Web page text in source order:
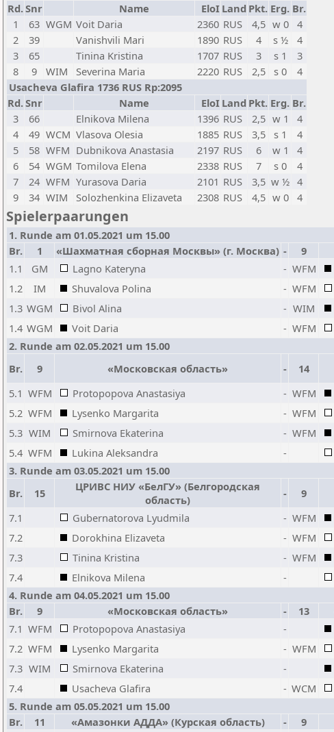
Rd.Snr Name EloI Land Pkt. Erg. Br.
1
63 WGM Voit Daria 2360 RUS 4,5 w 0
4
2
39 Vanishvili Mari 1890 RUS 4 s ½
4
3
65 Tinina Kristina 1707 RUS 3 s 1
3
8
9 WIM Severina Maria 2220 RUS 2,5 s 0
4
Usacheva Glafira 1736 RUS Rp:2095
Rd.Snr Name EloI Land Pkt. Erg. Br.
3
66 Elnikova Milena 1396 RUS 2,5 w 1
4
4
49 WCM Vlasova Olesia 1885 RUS 3,5 s 1
4
5
58 WFM Dubnikova Anastasia 2197 RUS 6 w 1
4
6
54 WGM Tomilova Elena 2338 RUS 7 s 0
4
7
24 WFM Yurasova Daria 2101 RUS 3,5 w ½ 4
9
34 WIM Solozhenkina Elizaveta 2308 RUS 4,5 w 0 4
Spielerpaarungen
1. Runde am 01.05.2021 um 15.00
Br.
1 «Шахматная сборная Москвы» (г. Москва) - 9
1.1
GM Lagno Kateryna - WFM
1.2
IM Shuvalova Polina - WFM
1.3 WGM Bivol Alina - WIM
1.4 WGM Voit Daria - WFM
2. Runde am 02.05.2021 um 15.00
Br.
9 «Московская область» - 14
5.1 WFM Protopopova Anastasiya - WFM
5.2 WFM Lysenko Margarita - WFM
5.3 WIM Smirnova Ekaterina - WFM
5.4 WFM Lukina Aleksandra -
3. Runde am 03.05.2021 um 15.00
Br.
15
ЦРИВС НИУ «БелГУ» (Белгородская
область)
- 9
7.1
Gubernatorova Lyudmila - WFM
7.2
Dorokhina Elizaveta - WFM
7.3
Tinina Kristina - WFM
7.4
Elnikova Milena -
4. Runde am 04.05.2021 um 15.00
Br.
9 «Московская область» - 13
7.1 WFM Protopopova Anastasiya -
7.2 WFM Lysenko Margarita - WFM
7.3 WIM Smirnova Ekaterina -
7.4
Usacheva Glafira - WCM
5. Runde am 05.05.2021 um 15.00
Br.
11 «Амазонки АДДА» (Курская область) - 9